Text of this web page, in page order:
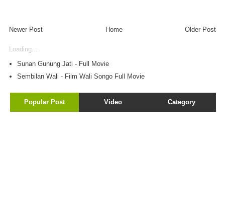
Newer Post Older Post
Home
Loading...
Sunan Gunung Jati - Full Movie
Sembilan Wali - Film Wali Songo Full Movie
Popular Post Video Category